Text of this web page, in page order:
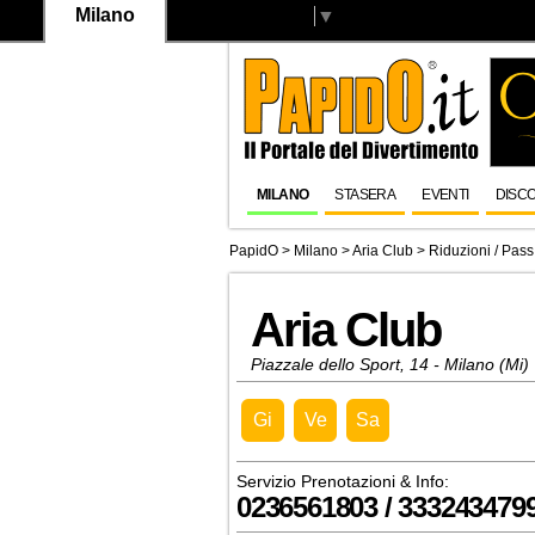
Milano ▼
MILANO STASERA EVENTI
PapidO > Milano >Aria Club > Riduzioni / Pass
Aria Club
Piazzale dello Sport, 14 - Milano (Mi)
Gi Ve Sa
Servizio Prenotazioni & Info:
0236561803 /